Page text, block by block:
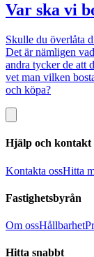
Var ska vi
Skulle du överlåta
Det är nämligen
andra tycker de att
vet man vilken
och köpa?
Hjälp och kontakt
Kontakta ossHitta
Fastighetsbyrån
Om ossHållbarhet
Hitta snabbt